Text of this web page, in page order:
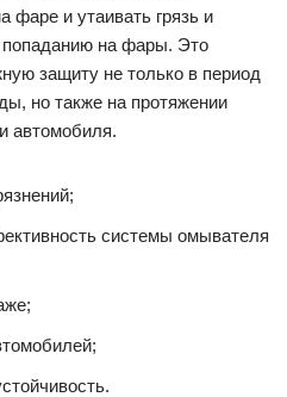
фаре и утаивать грязь и
попаданию на фары. Это
защиту не только в период
но также на протяжении
автомобиля.
системы омывателя